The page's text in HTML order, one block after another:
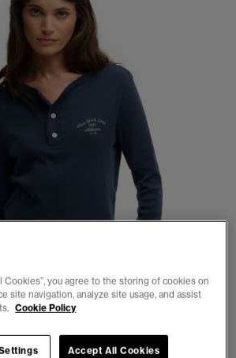
Cookies”, you agree to the storing of cookies on
site navigation, analyze site usage, and assist
Cookie Policy
Accept All Cookies